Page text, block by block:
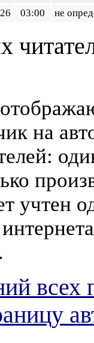
03:00 не
на
учтен
всех